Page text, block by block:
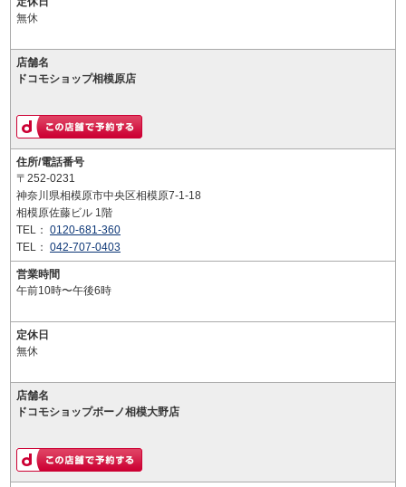
無休
店舗名
ドコモショップ相模原店
住所/電話番号
〒252-0231
神奈川県相模原市中央区相模原7-1-18
相模原佐藤ビル 1階
TEL： 0120-681-360
TEL： 042-707-0403
営業時間
午前10時〜午後6時
定休日
無休
店舗名
ドコモショップボーノ相模大野店